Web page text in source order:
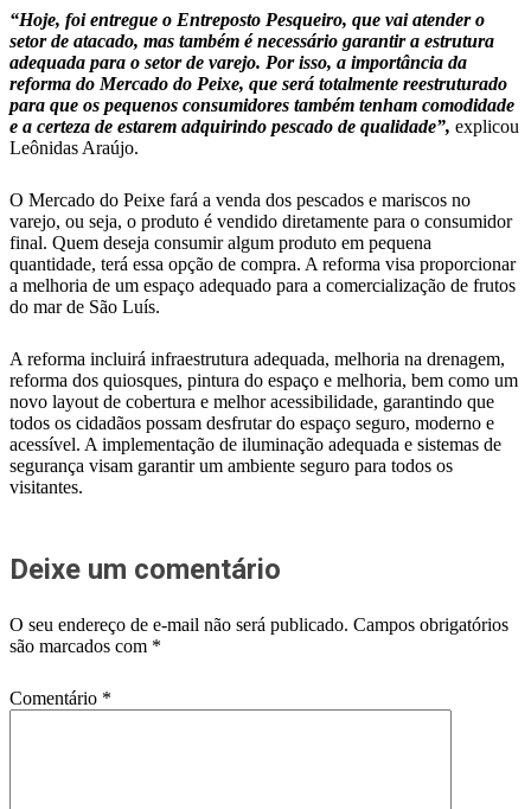
“Hoje, foi entregue o Entreposto Pesqueiro, que vai atender o
setor de atacado, mas também é necessário garantir a estrutura
adequada para o setor de varejo. Por isso, a importância da
reforma do Mercado do Peixe, que será totalmente reestruturado
para que os pequenos consumidores também tenham comodidade
e a certeza de estarem adquirindo pescado de qualidade”, explicou
Leônidas Araújo.
O Mercado do Peixe fará a venda dos pescados e mariscos no
varejo, ou seja, o produto é vendido diretamente para o consumidor
final. Quem deseja consumir algum produto em pequena
quantidade, terá essa opção de compra. A reforma visa proporcionar
a melhoria de um espaço adequado para a comercialização de frutos
do mar de São Luís.
A reforma incluirá infraestrutura adequada, melhoria na drenagem,
reforma dos quiosques, pintura do espaço e melhoria, bem como um
novo layout de cobertura e melhor acessibilidade, garantindo que
todos os cidadãos possam desfrutar do espaço seguro, moderno e
acessível. A implementação de iluminação adequada e sistemas de
segurança visam garantir um ambiente seguro para todos os
visitantes.
Deixe um comentário
O seu endereço de e-mail não será publicado. Campos obrigatórios
são marcados com *
Comentário *